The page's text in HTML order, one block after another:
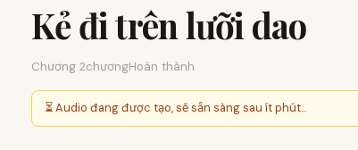
Kẻ đi trên lưỡi dao
Chương 2chươngHoàn thành
⏳ Audio đang được tạo, sẽ sẵn sàng sau ít phút...